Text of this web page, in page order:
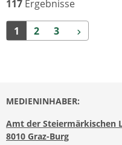
117 Ergebnisse
1 2 3 Weiter
MEDIENINHABER:
Amt der Steiermärkischen
8010 Graz-Burg